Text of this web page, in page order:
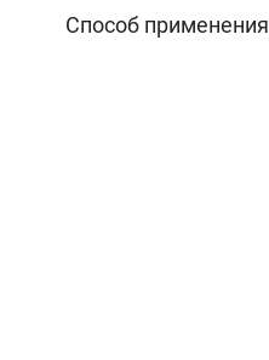
Способ применения